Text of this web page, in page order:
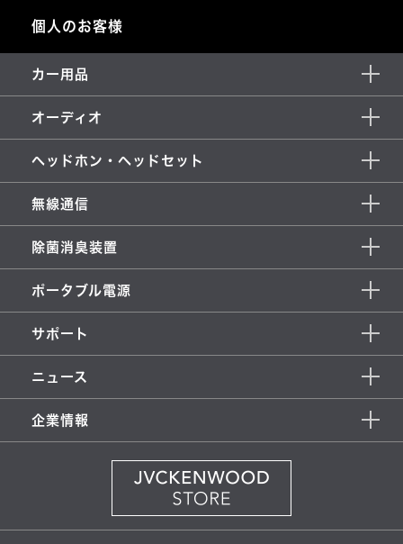
個人のお客様
カー用品
オーディオ
ヘッドホン・ヘッドセット
無線通信
除菌消臭装置
ポータブル電源
サポート
ニュース
企業情報